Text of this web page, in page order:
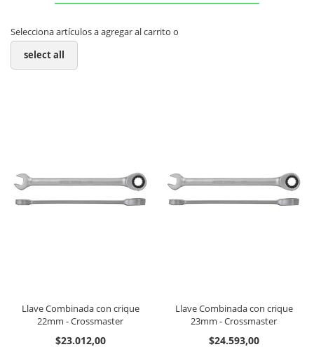
Selecciona artículos a agregar al carrito o
select all
Llave Combinada con crique
22mm - Crossmaster
$23.012,00
Llave Combinada con crique
23mm - Crossmaster
$24.593,00